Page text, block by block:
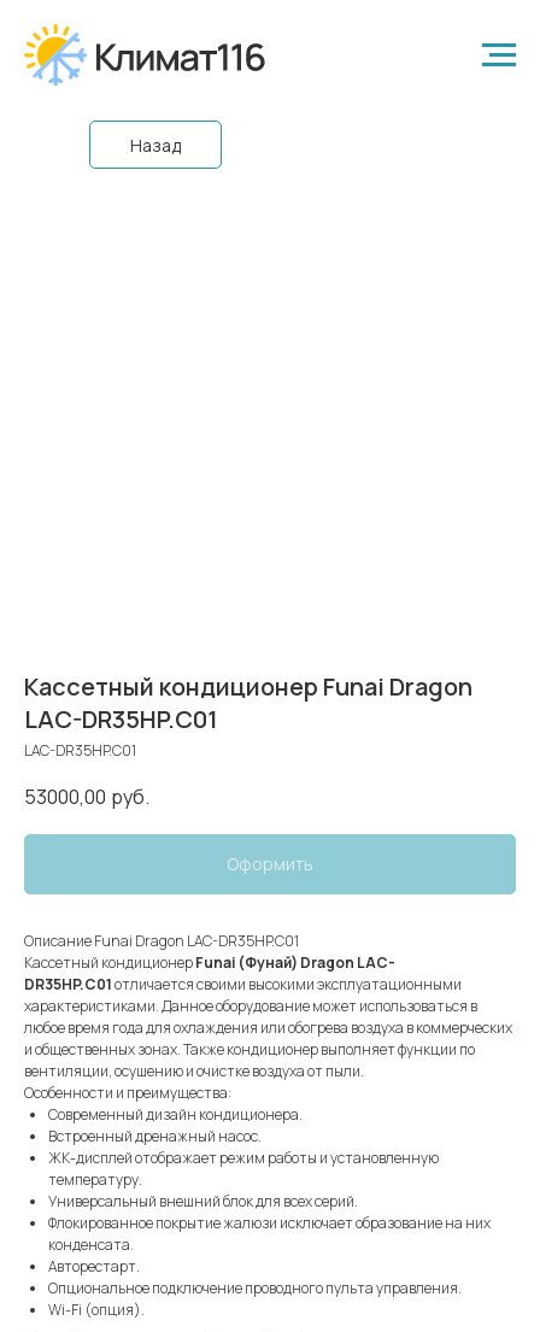
Назад
Кассетный кондиционер Funai Dragon
LAC-DR35HP.C01
LAC-DR35HP.C01
53000,00 руб.
Оформить
Описание Funai Dragon LAC-DR35HP.C01
Кассетный кондиционерFunai (Фунай) Dragon LAC-
DR35HP.C01отличается своими высокими эксплуатационными
характеристиками. Данное оборудование может использоваться в
любое время года для охлаждения или обогрева воздуха в коммерческих
и общественных зонах. Также кондиционер выполняет функции по
вентиляции, осушению и очистке воздуха от пыли.
Особенности и преимущества:
Современный дизайн кондиционера.
Встроенный дренажный насос.
ЖК-дисплей отображает режим работы и установленную
температуру.
Универсальный внешний блок для всех серий.
Флокированное покрытие жалюзи исключает образование на них
конденсата.
Авторестарт.
Опциональное подключение проводного пульта управления.
Wi-Fi (опция).